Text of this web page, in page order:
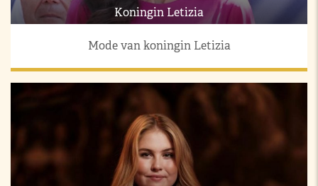
Koningin Letizia
Mode van koningin Letizia